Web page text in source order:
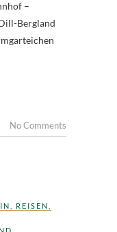
–
Bergland
No Comments
REISEN